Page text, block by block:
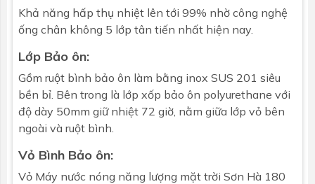
Khả năng hấp thụ nhiệt lên tới 99% nhờ công nghệ
ống chân không 5 lớp tân tiến nhất hiện nay.
Lớp Bảo ôn:
Gồm ruột bình bảo ôn làm bằng inox SUS 201 siêu
bền bỉ. Bên trong là lớp xốp bảo ôn polyurethane với
độ dày 50mm giữ nhiệt 72 giờ, nằm giữa lớp vỏ bên
ngoài và ruột bình.
Vỏ Bình Bảo ôn:
Vỏ Máy nước nóng năng lượng mặt trời Sơn Hà 180